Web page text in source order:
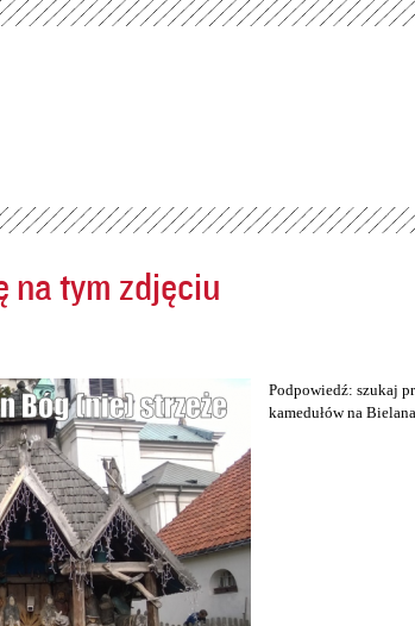
Przejdź
na tym zdjęciu
Podpowiedź: szukaj
kamedułów na